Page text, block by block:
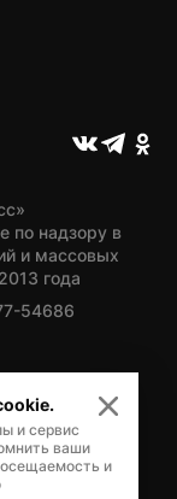
по надзору в
и массовых
года
54686
Ямало-
и сервис
ваши
и